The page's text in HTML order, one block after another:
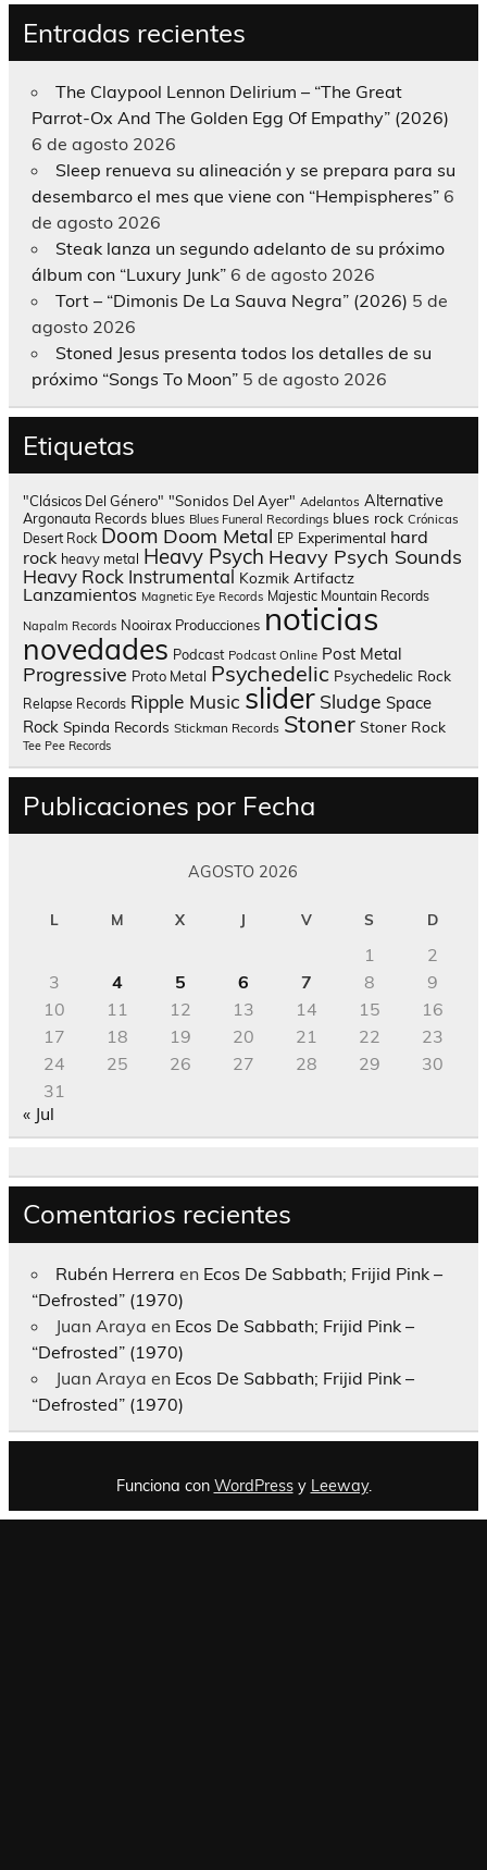
Entradas recientes
The Claypool Lennon Delirium – “The Great
Parrot-Ox And The Golden Egg Of Empathy” (2026)
6 de agosto 2026
Sleep renueva su alineación y se prepara para su
desembarco el mes que viene con “Hempispheres” 6
de agosto 2026
Steak lanza un segundo adelanto de su próximo
álbum con “Luxury Junk” 6 de agosto 2026
Tort – “Dimonis De La Sauva Negra” (2026) 5 de
agosto 2026
Stoned Jesus presenta todos los detalles de su
próximo “Songs To Moon” 5 de agosto 2026
Etiquetas
"Clásicos Del Género" "Sonidos Del Ayer" Adelantos Alternative
Argonauta Records blues Blues Funeral Recordings blues rock Crónicas
Desert Rock Doom Doom Metal EP Experimental hard
rock heavy metal Heavy Psych Heavy Psych Sounds
Heavy Rock Instrumental Kozmik Artifactz
Lanzamientos Magnetic Eye Records Majestic Mountain Records
Napalm Records Nooirax Producciones noticias
novedades Podcast Podcast Online Post Metal
Progressive Proto Metal Psychedelic Psychedelic Rock
Relapse Records Ripple Music slider Sludge Space
Rock Spinda Records Stickman Records Stoner Stoner Rock
Tee Pee Records
Publicaciones por Fecha
AGOSTO 2026
L M X J V S D
1
2
3
4 5 6 7 8
9
10
11 12 13 14 15
16
17
18 19 20 21 22
23
24
25 26 27 28 29
30
31
« Jul
Comentarios recientes
Rubén Herrera en Ecos De Sabbath; Frijid Pink –
“Defrosted” (1970)
Juan Araya en Ecos De Sabbath; Frijid Pink –
“Defrosted” (1970)
Juan Araya en Ecos De Sabbath; Frijid Pink –
“Defrosted” (1970)
Funciona con WordPressy Leeway.